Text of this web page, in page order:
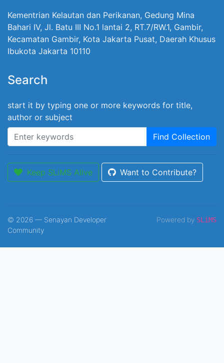
Kementrian Kelautan dan Perikanan, Gedung Mina
Bahari IV, Jl. Batu III No.1 lantai 2, RT.7/RW.1, Gambir,
Kecamatan Gambir, Kota Jakarta Pusat, Daerah Khusus
Ibukota Jakarta 10110
Search
start it by typing one or more keywords for title,
author or subject
Find Collection
Keep SLiMS Alive Want to Contribute?
© 2026 — Senayan Developer
Community
Powered by SLiMS